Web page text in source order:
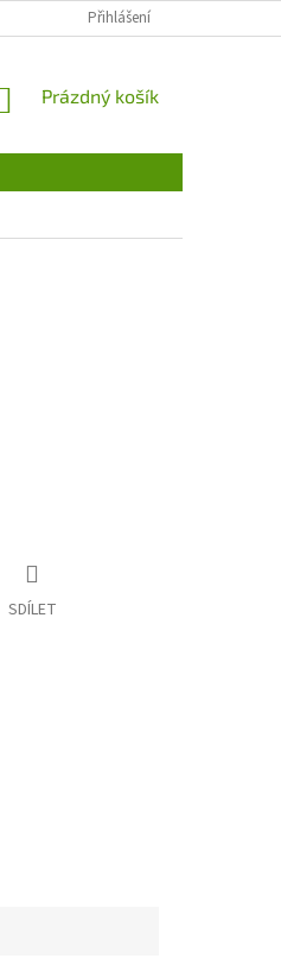
REKLAMAČNÍ ŘÁD
Přihlášení
NÁKUPNÍ
Prázdný košík
SDÍLET